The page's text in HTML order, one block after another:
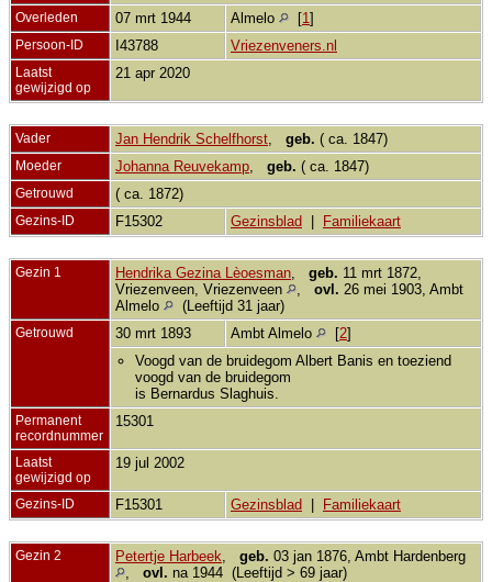
Overleden 07 mrt 1944 Almelo [1 ]
Persoon-ID I43788 Vriezenveners.nl
Laatst
gewijzigd op
21 apr 2020
Vader Jan Hendrik Schelfhorst geb. ( ca. 1847)
Moeder Johanna Reuvekamp geb. ( ca. 1847)
Getrouwd ( ca. 1872)
Gezins-ID F15302 Gezinsblad Familiekaart
Gezin 1 Hendrika Gezina Lèoesman geb. 11 mrt 1872,
Vriezenveen, Vriezenveen
ovl. 26 mei 1903, Ambt
Almelo
(Leeftijd 31 jaar)
Getrouwd 30 mrt 1893 Ambt Almelo [2]
Voogd van de bruidegom Albert Banis en toeziend
voogd van de bruidegom
is Bernardus Slaghuis.
Permanent
recordnummer
15301
Laatst
gewijzigd op
19 jul 2002
Gezins-ID F15301 Gezinsblad Familiekaart
Gezin 2 Petertje Harbeek geb. 03 jan 1876, Ambt Hardenberg
ovl. na 1944 (Leeftijd > 69 jaar)